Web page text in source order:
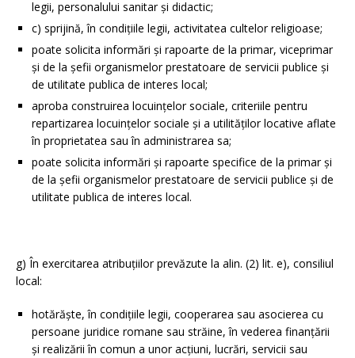
legii, personalului sanitar şi didactic;
c) sprijină, în condiţiile legii, activitatea cultelor religioase;
poate solicita informări şi rapoarte de la primar, viceprimar
şi de la şefii organismelor prestatoare de servicii publice şi
de utilitate publica de interes local;
aproba construirea locuinţelor sociale, criteriile pentru
repartizarea locuinţelor sociale şi a utilităţilor locative aflate
în proprietatea sau în administrarea sa;
poate solicita informări şi rapoarte specifice de la primar şi
de la şefii organismelor prestatoare de servicii publice şi de
utilitate publica de interes local.
g) În exercitarea atribuţiilor prevăzute la alin. (2) lit. e), consiliul
local:
hotărăşte, în condiţiile legii, cooperarea sau asocierea cu
persoane juridice romane sau străine, în vederea finanţării
şi realizării în comun a unor acţiuni, lucrări, servicii sau